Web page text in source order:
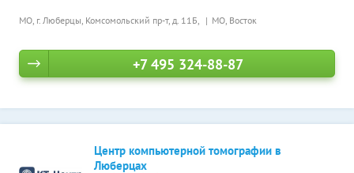
МО, г. Люберцы, Комсомольский пр-т, д. 11Б, МО, Восток
+7 495 324-88-87
Центр компьютерной томографии в
Люберцах